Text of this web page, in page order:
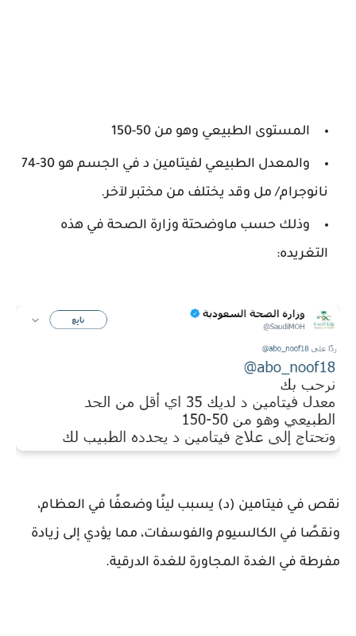
المستوى الطبيعي وهو من 50-150
والمعدل الطبيعي لفيتامين د في الجسم هو 30-74
نانوجرام/ مل وقد يختلف من مختبر لآخر.
وذلك حسب ماوضحتة وزارة الصحة في هذه
التغريده:
نقص في فيتامين (د) يسبب لينًا وضعفًا في العظام،
ونقصًا في الكالسيوم والفوسفات، مما يؤدي إلى زيادة
مفرطة في الغدة المجاورة للغدة الدرقية.